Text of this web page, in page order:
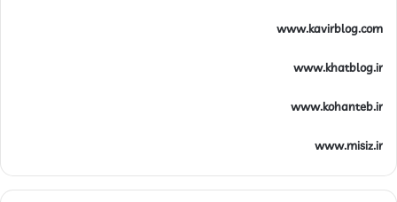
www.kavirblog.com
www.khatblog.ir
www.kohanteb.ir
www.misiz.ir